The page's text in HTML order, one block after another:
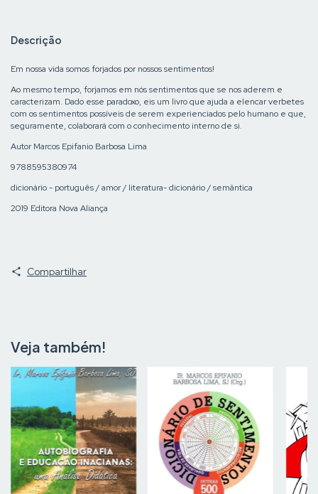
Descrição
Em nossa vida somos forjados por nossos sentimentos!
Ao mesmo tempo, forjamos em nós sentimentos que se nos aderem e
caracterizam. Dado esse paradoxo, eis um livro que ajuda a elencar verbetes
com os sentimentos possíveis de serem experienciados pelo humano e que,
seguramente, colaborará com o conhecimento interno de si.
Autor Marcos Epifanio Barbosa Lima
9788595380974
dicionário - português / amor / literatura- dicionário / semântica
2019 Editora Nova Aliança
Compartilhar
Veja também!